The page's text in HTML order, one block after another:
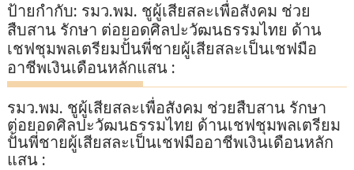
ป้ายกำกับ: รมว.พม. ชูผู้เสียสละเพื่อสังคม ช่วย
สืบสาน รักษา ต่อยอดศิลปะวัฒนธรรมไทย ด้าน
เชฟชุมพลเตรียมปั้นพี่ชายผู้เสียสละเป็นเชฟมือ
อาชีพเงินเดือนหลักแสน :
รมว.พม. ชูผู้เสียสละเพื่อสังคม ช่วยสืบสาน รักษา
ต่อยอดศิลปะวัฒนธรรมไทย ด้านเชฟชุมพลเตรียม
ปั้นพี่ชายผู้เสียสละเป็นเชฟมืออาชีพเงินเดือนหลัก
แสน :